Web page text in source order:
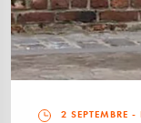
2 SEPTEMBRE -